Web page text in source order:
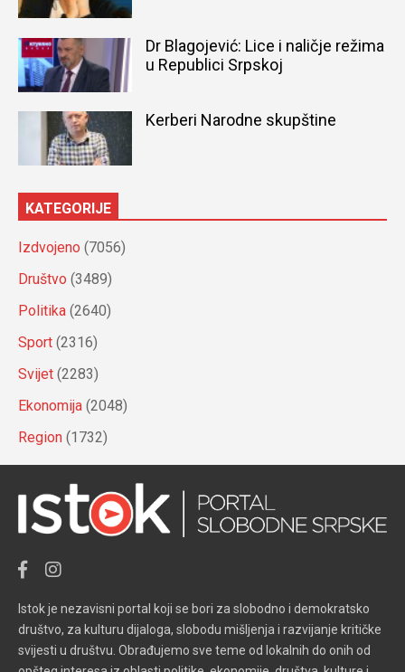
Dr Blagojević: Lice i naličje režima
u Republici Srpskoj
Kerberi Narodne skupštine
KATEGORIJE
Izdvojeno (7056)
Društvo (3489)
Politika (2640)
Sport (2316)
Svijet (2283)
Ekonomija (2048)
Region (1732)
Istok je nezavisni portal koji se bori za slobodno i demokratsko
društvo, za kulturu dijaloga, slobodu mišljenja i razvijanje kritičke
svijesti u društvu. Obrađujemo sve teme od lokalnih do onih od